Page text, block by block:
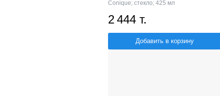
Conique; стекло; 425 мл
2 444 т.
Добавить в корзину